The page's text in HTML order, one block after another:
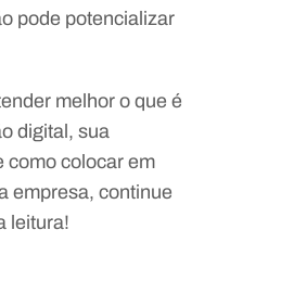
pode potencializar
melhor o que é
digital, sua
como colocar em
empresa, continue
leitura!